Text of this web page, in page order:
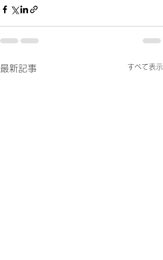
最新記事 すべて表示